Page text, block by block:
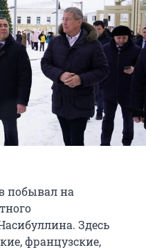
побывал на
Здесь
французские,